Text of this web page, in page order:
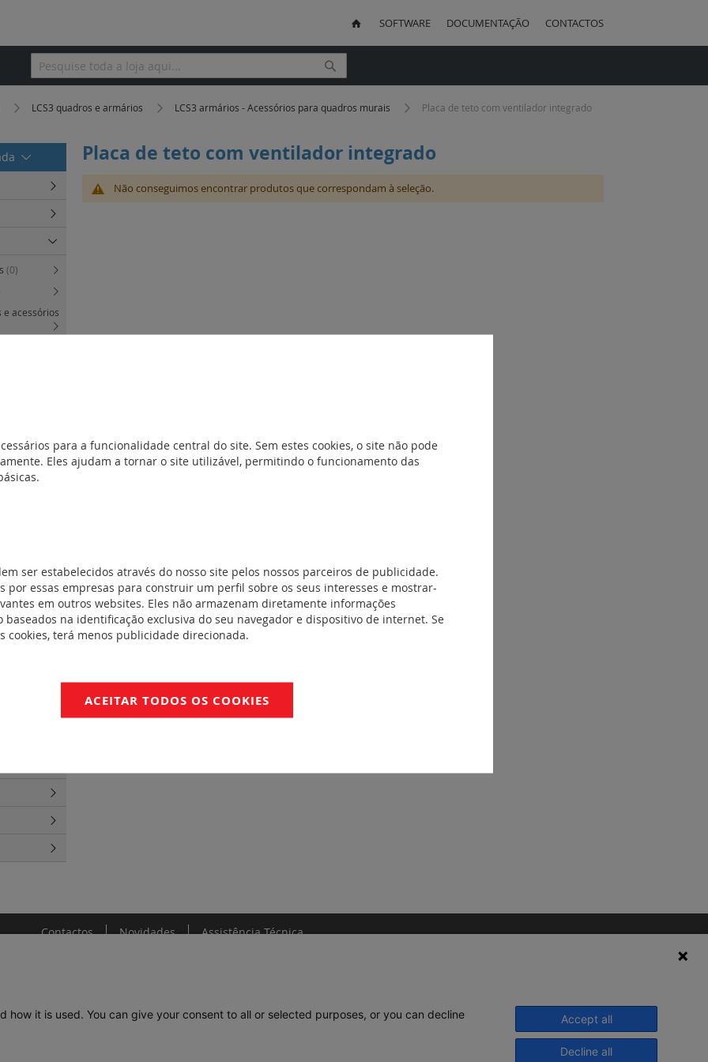
SOFTWARE DOCUMENTAÇÃO CONTACTOS
Pesquisa Pesquisa
LCS3 quadros e armários LCS3 armários - Acessórios para quadros murais Placa de teto com ventilador integrado
Placa de teto com ventilador integrado
Não conseguimos encontrar produtos que correspondam à seleção.
(0)
e acessórios
térmica
acessórios
(9)
murais
pesado
(0)
6
Contactos Novidades Assistência Técnica
para a funcionalidade central do site. Sem estes cookies, o site não pode
Eles ajudam a tornar o site utilizável, permitindo o funcionamento das
ser estabelecidos através do nosso site pelos nossos parceiros de publicidade.
por essas empresas para construir um perfil sobre os seus interesses e mostrar-
em outros websites. Eles não armazenam diretamente informações
baseados na identificação exclusiva do seu navegador e dispositivo de internet. Se
cookies, terá menos publicidade direcionada.
ACEITAR TODOS OS COOKIES
© 2020 Legrand. Todos os direitos
it is used. You can give your consent to all or selected purposes, or you can decline
Accept all
Decline all